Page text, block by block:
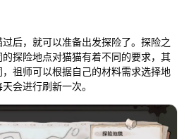
，就可以准备出发探险了。探险之
探险地点对猫猫有着不同的要求，其
祖师可以根据自己的材料需求选择地
会进行刷新一次。